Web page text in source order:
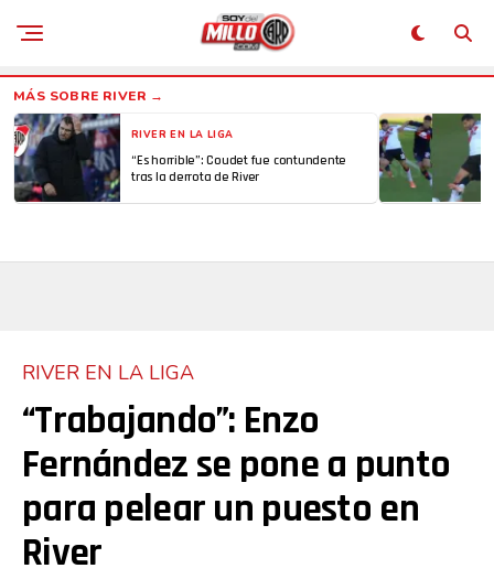
RIVER EN LA LIGA
“Es horrible”: Coudet fue contundente
tras la derrota de River
RIVER EN LA LIGA
“Trabajando”: Enzo
Fernández se pone a punto
para pelear un puesto en
River